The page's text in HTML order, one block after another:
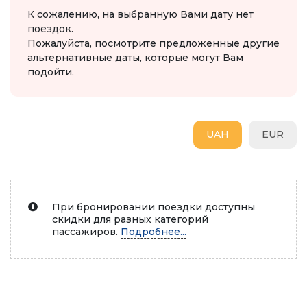
К сожалению, на выбранную Вами дату нет
поездок.
Пожалуйста, посмотрите предложенные другие
альтернативные даты, которые могут Вам
подойти.
EUR
UAH
При бронировании поездки доступны
скидки для разных категорий
пассажиров. Подробнее...